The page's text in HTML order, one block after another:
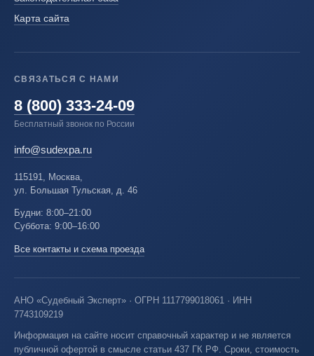
Карта сайта
СВЯЗАТЬСЯ С НАМИ
8 (800) 333-24-09
Бесплатный звонок по России
info@sudexpa.ru
115191, Москва,
ул. Большая Тульская, д. 46
Будни: 8:00–21:00
Суббота: 9:00–16:00
Все контакты и схема проезда
АНО «Судебный Эксперт» · ОГРН 1117799018061 · ИНН
7743109219
Информация на сайте носит справочный характер и не является
публичной офертой в смысле статьи 437 ГК РФ. Сроки, стоимость